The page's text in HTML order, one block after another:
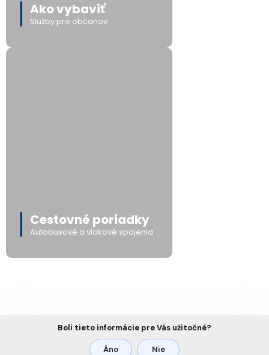
Ako vybaviť
Služby pre občanov
Cestovné poriadky
Autobusové a vlakové spojenia
Boli tieto informácie pre Vás užitočné?
Áno Nie